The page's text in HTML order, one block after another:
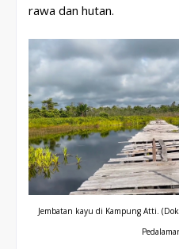
rawa dan hutan.
Jembatan kayu di Kampung Atti.